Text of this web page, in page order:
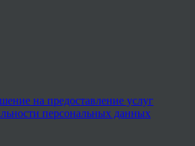
на предоставление услуг
персональных данных